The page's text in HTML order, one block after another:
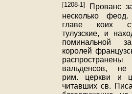
[1208-1]
Прованс
несколько
главе коих
тулузские, и
поминальной
королей
вальденсов, не
рим. церкви и
читавших св.